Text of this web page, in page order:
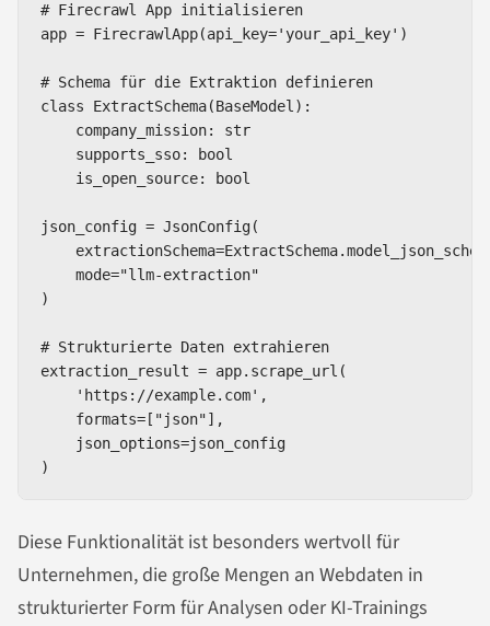
# Firecrawl App initialisieren
app = FirecrawlApp(api_key='your_api_key')
# Schema für die Extraktion definieren
class ExtractSchema(BaseModel):
    company_mission: str
    supports_sso: bool
    is_open_source: bool
json_config = JsonConfig(
    mode="llm-extraction"
)
# Strukturierte Daten extrahieren
extraction_result = app.scrape_url(
    'https://example.com',
    formats=["json"],
    json_options=json_config
)
Diese Funktionalität ist besonders wertvoll für
Unternehmen, die große Mengen an Webdaten in
strukturierter Form für Analysen oder KI-Trainings